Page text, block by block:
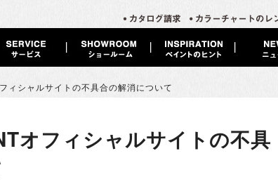
ィシャルサイトの不具合の解消について
オフィシャルサイトの不具